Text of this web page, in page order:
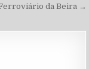
da Beira →